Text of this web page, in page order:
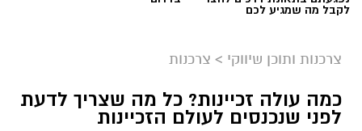
לניצולי שואה
לקבל מה שמגיע לכם
צרכנות ותוכן שיווקי > צרכנות
כמה עולה זכיינות? כל מה שצריך לדעת
לפני שנכנסים לעולם הזכיינות